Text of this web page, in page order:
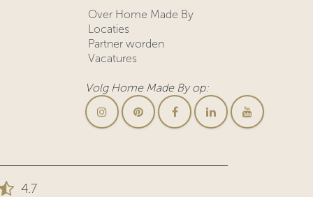
Over Home Made By
Locaties
Partner worden
Vacatures
Volg Home Made By op:
4.7